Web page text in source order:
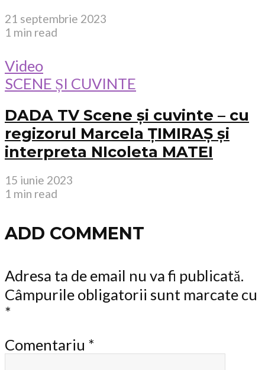
21 septembrie 2023
1 min read
Video
SCENE ȘI CUVINTE
DADA TV Scene și cuvinte – cu
regizorul Marcela ȚIMIRAȘ și
interpreta NIcoleta MATEI
15 iunie 2023
1 min read
ADD COMMENT
Adresa ta de email nu va fi publicată.
Câmpurile obligatorii sunt marcate cu
*
Comentariu *